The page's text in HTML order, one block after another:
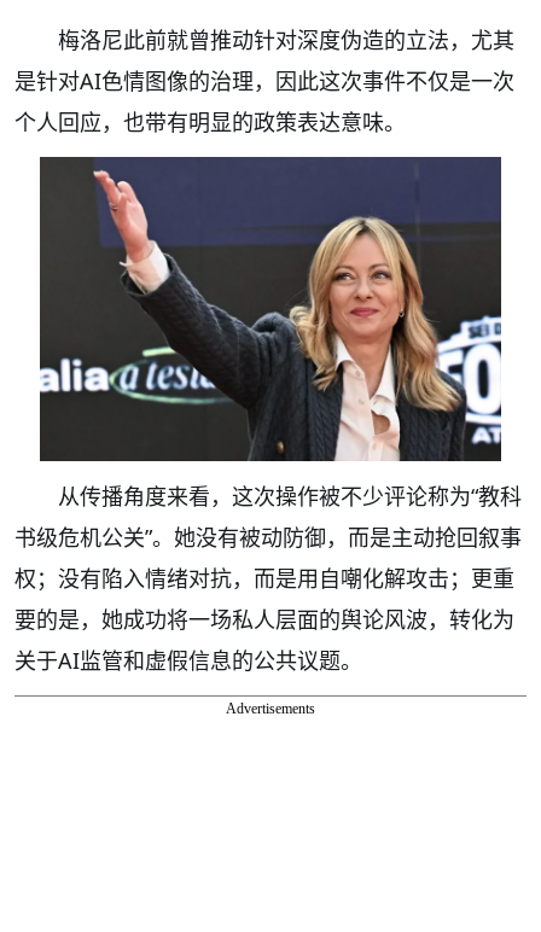
梅洛尼此前就曾推动针对深度伪造的立法，尤其
是针对AI色情图像的治理，因此这次事件不仅是一次
个人回应，也带有明显的政策表达意味。
从传播角度来看，这次操作被不少评论称为“教科
书级危机公关”。她没有被动防御，而是主动抢回叙事
权；没有陷入情绪对抗，而是用自嘲化解攻击；更重
要的是，她成功将一场私人层面的舆论风波，转化为
关于AI监管和虚假信息的公共议题。
Advertisements